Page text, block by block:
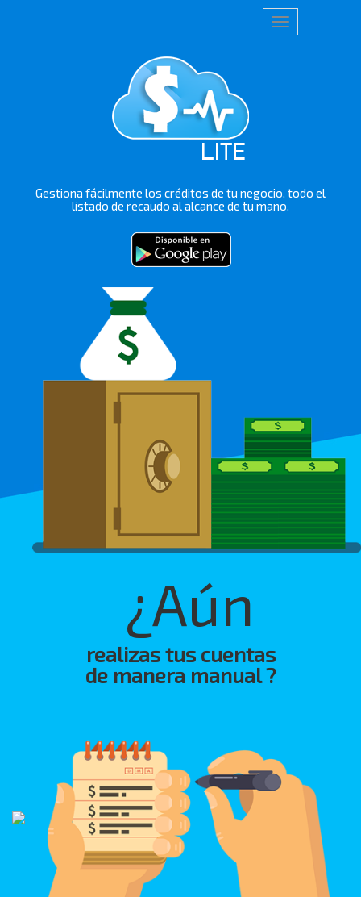
Toggle
Gestiona fácilmente los créditos de tu negocio, todo el
listado de recaudo al alcance de tu mano.
¿Aún
realizas tus cuentas
de manera manual ?